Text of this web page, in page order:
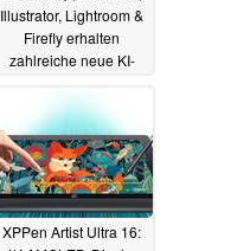
Illustrator, Lightroom &
Firefly erhalten
zahlreiche neue KI-
XPPen Artist Ultra 16: